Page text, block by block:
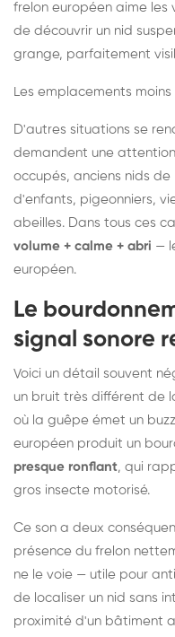
frelon européen aime les
de découvrir un nid
grange, parfaitement
Les emplacements
D'autres situations se
demandent une
occupés, anciens nids
d'enfants, pigeonniers,
abeilles. Dans tous ces
volume + calme + abri —
européen.
Le
signal sonore
Voici un détail souvent
un bruit très différent de
où la guêpe émet un
européen produit un
presque ronflant, qui
gros insecte motorisé.
Ce son a deux
présence du frelon
ne le voie — utile pour
de localiser un nid sans
proximité d'un bâtiment